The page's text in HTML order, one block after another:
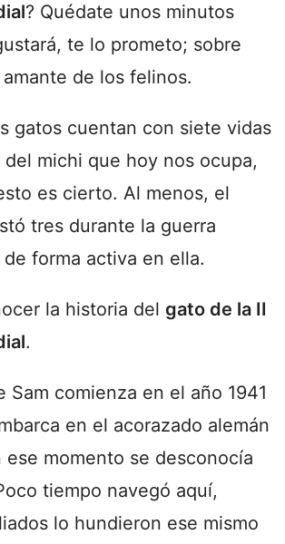
? Quédate unos minutos
te lo prometo; sobre
de los felinos.
gatos cuentan con siete vidas
michi que hoy nos ocupa,
es cierto. Al menos, el
tres durante la guerra
forma activa en ella.
la historia del gato de la II
.
Sam comienza en el año 1941
en el acorazado alemán
ese momento se desconocía
tiempo navegó aquí,
lo hundieron ese mismo